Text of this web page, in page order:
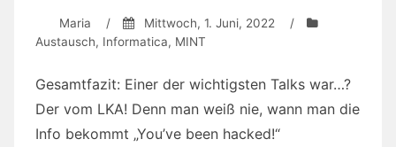
Maria / Mittwoch, 1. Juni, 2022
/
Austausch, Informatica, MINT
Gesamtfazit: Einer der wichtigsten Talks war…?
Der vom LKA! Denn man weiß nie, wann man die
Info bekommt „You’ve been hacked!“